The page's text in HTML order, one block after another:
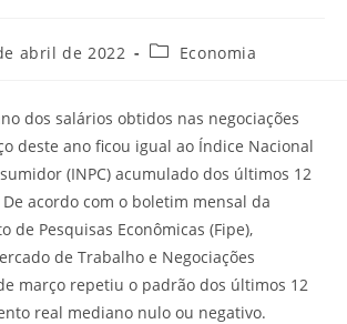
abril de 2022 Economia
dos salários obtidos nas negociações
deste ano ficou igual ao Índice Nacional
(INPC) acumulado dos últimos 12
De acordo com o boletim mensal da
de Pesquisas Econômicas (Fipe),
de Trabalho e Negociações
março repetiu o padrão dos últimos 12
real mediano nulo ou negativo.